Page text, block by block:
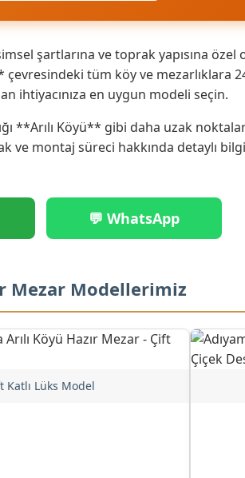
şartlarına ve toprak yapısına
tüm köy ve mezarlıklara
ihtiyacınıza en uygun modeli seçin.
**Arılı Köyü** gibi daha uzak
ve montaj süreci hakkında detaylı
💬 WhatsApp
Mezar Modellerimiz
Katlı Lüks Model